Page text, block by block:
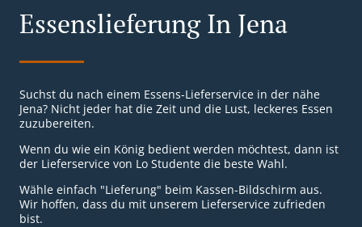
Essenslieferung In Jena
Suchst du nach einem Essens-Lieferservice in der nähe
Jena? Nicht jeder hat die Zeit und die Lust, leckeres Essen
zuzubereiten.
Wenn du wie ein König bedient werden möchtest, dann ist
der Lieferservice von Lo Studente die beste Wahl.
Wähle einfach "Lieferung" beim Kassen-Bildschirm aus.
Wir hoffen, dass du mit unserem Lieferservice zufrieden
bist.